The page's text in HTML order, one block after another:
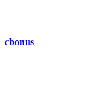
cbonus